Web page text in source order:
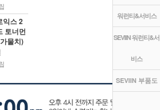
익스 2
토너먼
물치)
워런티&서비스
SEVIIN 워런티&서
비스
SEVIIN 부품도